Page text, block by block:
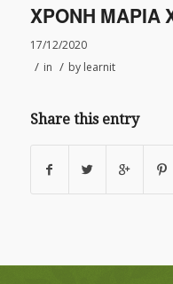
ΧΡΟΝΗ ΜΑΡΙΑ
17/12/2020
/ in / by learnit
Share this entry